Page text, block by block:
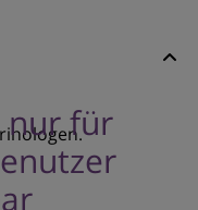
nur für